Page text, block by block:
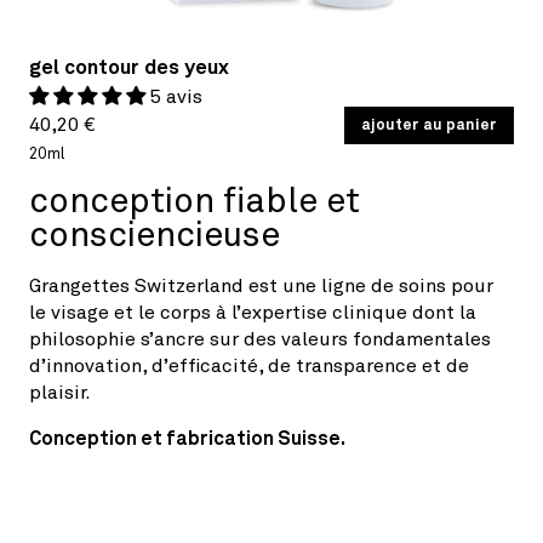
gel contour des yeux
5 avis
Prix
habituel
40,20 €
PRIX
UNITAIRE
/
20ml
ajouter au panier
conception fiable et
consciencieuse
Grangettes Switzerland est une ligne de soins pour
le visage et le corps à l’expertise clinique dont la
philosophie s’ancre sur des valeurs fondamentales
d’innovation, d’efficacité, de transparence et de
plaisir.
Conception et fabrication Suisse.